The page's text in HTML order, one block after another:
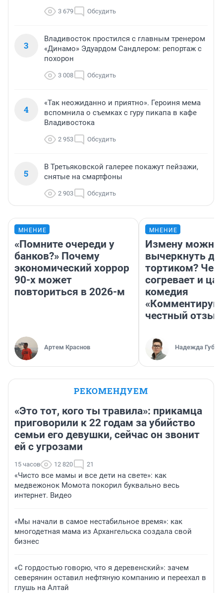
3 679 Обсудить
3
Владивосток простился с главным тренером
«Динамо» Эдуардом Сандлером: репортаж с
похорон
3 008 Обсудить
4
«Так неожиданно и приятно». Героиня мема
вспомнила о съемках с гуру пикапа в кафе
Владивостока
2 953 Обсудить
5
В Третьяковской галерее покажут пейзажи,
снятые на смартфоны
2 903 Обсудить
МНЕНИЕ
«Помните очереди у
банков?» Почему
экономический хоррор
90-х может
повториться в 2026-м
Артем Краснов
МНЕНИЕ
Измену можно
вычеркнуть
тортиком? Чем
согревает и
комедия
«Комментируй
честный отзыв
Надежда
РЕКОМЕНДУЕМ
«Это тот, кого ты травила»: прикамца
приговорили к 22 годам за убийство
семьи его девушки, сейчас он звонит
ей с угрозами
15 часов 12 820 21
«Чисто все мамы и все дети на свете»: как
медвежонок Момота покорил буквально весь
интернет. Видео
«Мы начали в самое нестабильное время»: как
многодетная мама из Архангельска создала свой
бизнес
«С гордостью говорю, что я деревенский»: зачем
северянин оставил нефтяную компанию и переехал в
глушь на Алтай